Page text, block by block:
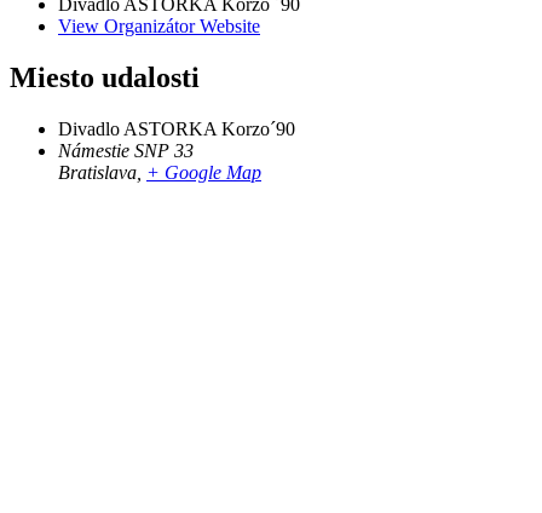
Divadlo ASTORKA Korzo ´90
View Organizátor Website
Miesto udalosti
Divadlo ASTORKA Korzo´90
Námestie SNP 33
Bratislava + Google Map